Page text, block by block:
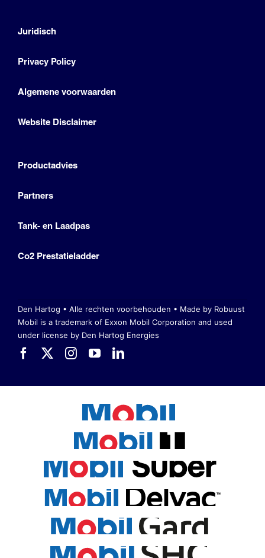
Juridisch
Privacy Policy
Algemene voorwaarden
Website Disclaimer
Productadvies
Partners
Tank- en Laadpas
Co2 Prestatieladder
Den Hartog • Alle rechten voorbehouden • Made by Robuust
Mobil is a trademark of Exxon Mobil Corporation and used
under license by Den Hartog Energies